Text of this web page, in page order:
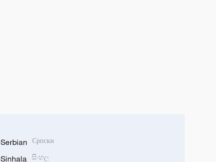
Serbian Српски
Sinhala සිංහල